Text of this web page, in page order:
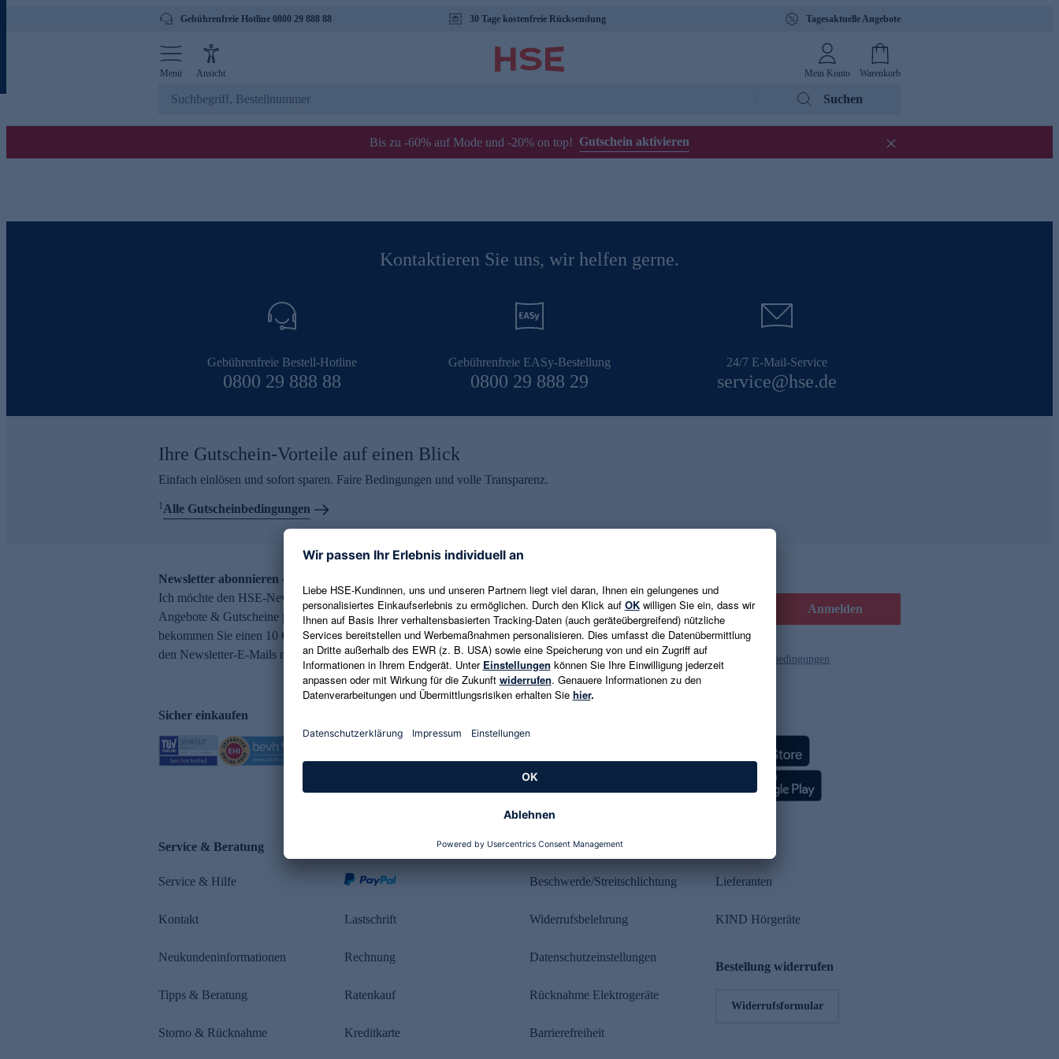
Gebührenfreie Hotline 0800 29 888 88 30 Tage kostenfreie Rücksendung Tagesaktuelle Angebote
Menü Ansicht Mein Konto Warenkorb
Suchen
Bis zu -60% auf Mode und -20% on top! Gutschein aktivieren
Kontaktieren Sie uns, wir helfen gerne.
Gebührenfreie Bestell-Hotline
0800 29 888 88
Gebührenfreie EASy-Bestellung
0800 29 888 29
24/7 E-Mail-Service
service@hse.de
Ihre Gutschein-Vorteile auf einen Blick
Einfach einlösen und sofort sparen. Faire Bedingungen und volle Transparenz.
1Alle Gutscheinbedingungen
Newsletter abonnieren – 10 € Gutschein erhalten
Ich möchte den HSE-Newsletter abonnieren und aktuelle Trends,
Angebote & Gutscheine per E-Mail erhalten. Als Dankeschön
bekommen Sie einen 10 € Gutschein. Eine Abmeldung ist jederzeit in
den Newsletter-E-Mails möglich.
E-Mail-Adresse eingeben Anmelden
Es gelten die Datenschutzrichtlinien und die Gutscheinbedingungen
Sicher einkaufen
Service & Beratung
Service & Hilfe
Kontakt
Neukundeninformationen
Tipps & Beratung
Storno & Rücknahme
Lastschrift
Rechnung
Ratenkauf
Kreditkarte
Rechtliches
Beschwerde/Streitschlichtung
Widerrufsbelehrung
Datenschutzeinstellungen
Rücknahme Elektrogeräte
Barrierefreiheit
Lieferanten
KIND Hörgeräte
Bestellung widerrufen
Widerrufsformular